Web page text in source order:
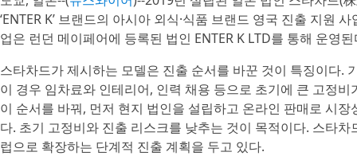
‘ENTER K’ 브랜드의 아시아 외식·식품 브랜드 영국 진출 지원
업은 런던 메이페어에 등록된 법인 ENTER K LTD를 통해 운영된
스타차드가 제시하는 모델은 진출 순서를 바꾼 것이 특징이다.
이 경우 임차료와 인테리어, 인력 채용 등으로 초기에 큰 고정
이 순서를 바꿔, 먼저 현지 법인을 설립하고 온라인 판매로 시
다. 초기 고정비와 진출 리스크를 낮추는 것이 목적이다. 스타
럽으로 확장하는 단계적 진출 계획을 두고 있다.